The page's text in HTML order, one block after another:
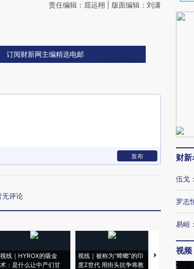
责任编辑：屈运栩 | 版面编辑：刘潇
订阅财新网主编精选电邮
发布
无评论
视线｜HYROX的吸金
术：是什么让中产们甘
视线｜被称为“蟑螂”的印
度Z世代 用街头抗争将教
视线｜“入侵”
机”？难民潮
财
伍戈
罗志
易峘
视频